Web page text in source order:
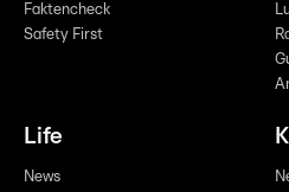
Faktencheck
Safety First
Life
News